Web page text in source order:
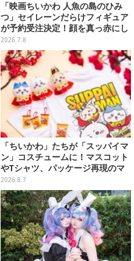
「映画ちいかわ 人魚の島のひみ
つ」セイレーンだらけフィギュア
が予約受注決定！顔を真っ赤にし
て口を塞ぐ姿など全6種
2026.7.8
「ちいかわ」たちが「スッパイマ
ン」コスチュームに！マスコット
やTシャツ、パッケージ再現のマ
グネットなど全5アイテム
2026.8.7